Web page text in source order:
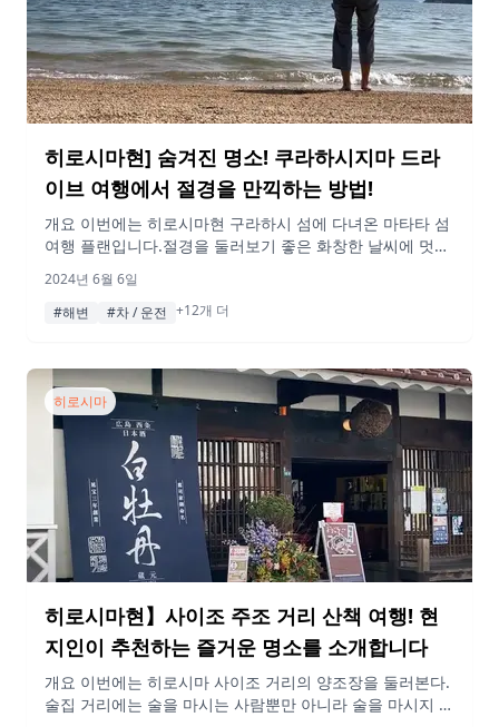
히로시마현] 숨겨진 명소! 쿠라하시지마 드라
이브 여행에서 절경을 만끽하는 방법!
개요 이번에는 히로시마현 구라하시 섬에 다녀온 마타타 섬
여행 플랜입니다.절경을 둘러보기 좋은 화창한 날씨에 멋진
도 하고 알찬 하루였네요. 꼭 참고해서 가보시기 바랍니다!
게재된 정보 및 가격은 변동될 수 있습니다. 행선지 10:00
2024년 6월 6일
#해변
#차 / 운전 +12개 더
히로시마
히로시마현】사이조 주조 거리 산책 여행! 현
지인이 추천하는 즐거운 명소를 소개합니다
개요 이번에는 히로시마 사이조 거리의 양조장을 둘러본다.
술집 거리에는 술을 마시는 사람뿐만 아니라 술을 마시지 않